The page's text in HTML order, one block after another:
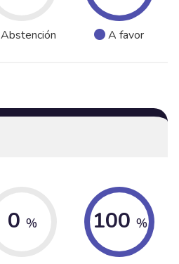
Abstención A favor
0 % 100 %